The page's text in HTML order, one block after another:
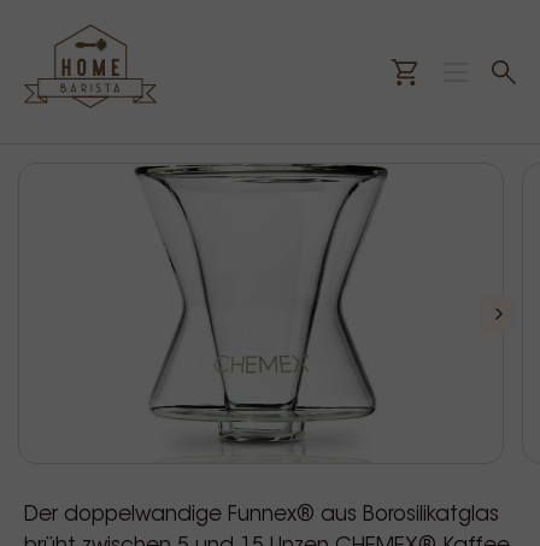
Der doppelwandige Funnex® aus Borosilikatglas